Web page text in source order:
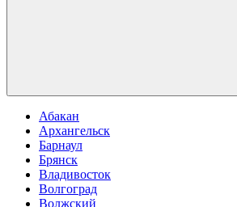
Абакан
Архангельск
Барнаул
Брянск
Владивосток
Волгоград
Волжский